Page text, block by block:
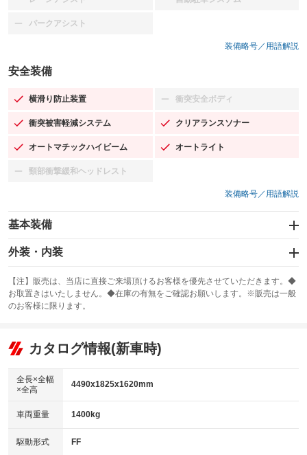
：装備なし ：装備なし
パークアシスト
：装備なし
装備略号／用語解説
安全装備
横滑り防止装置
：装備あり 衝突安全ボディ
：装備なし
衝突被害軽減システム
：装備あり クリアランスソナー
：装備あり
オートマチックハイビーム
：装備あり オートライト
：装備あり
頸部衝撃緩和ヘッドレスト
：装備なし
装備略号／用語解説
基本装備
エアバッグ：運転席/助手席/サイド
：装備あり
：装備なし
サンルーフ
：装備あり ABS
リフトアップ
：装備なし
：装備なし
パワーウィンドウ
アイドリングストップ
：装備なし
USB入力端子
：装備あり
外装・内装
カーナビ
：装備なし
TV：フルセグ
：装備あり
ビジュアル
：装備なし
：装備あり
革シート
キーレス
HID(キセノンライト)
：装備なし
【注】販売は、当店に直接ご来場頂けるお客様を優先させていただきます。◆
お取置きはいたしません。◆在庫の有無をご確認お願いします。※販売は一般
のお客様に限ります。
カタログ情報(新車時)
全長×全幅
×全高
4490x1825x1620mm
車両重量 1400kg
駆動形式 FF